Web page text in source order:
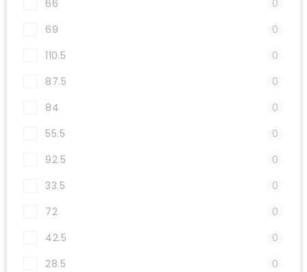
66
0
69
0
110.5
0
87.5
0
84
0
55.5
0
92.5
0
33.5
0
72
0
42.5
0
28.5
0